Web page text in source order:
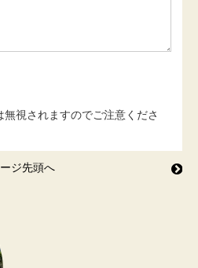
視されますのでご注意くださ
ジ先頭へ